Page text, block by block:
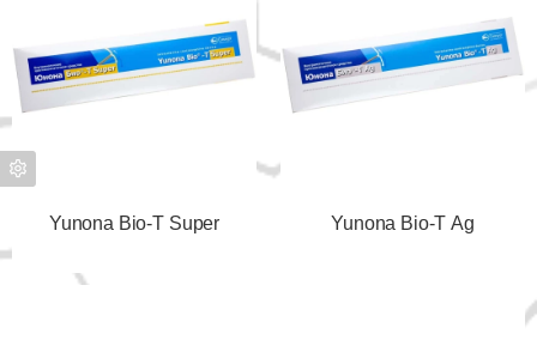
Yunona Bio-T Super Yunona Bio-T Ag